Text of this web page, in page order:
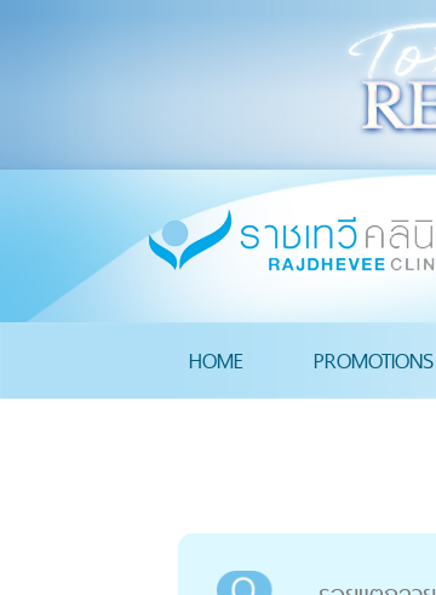
HOME PROMOTIONS